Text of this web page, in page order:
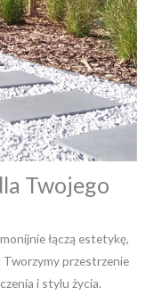
Twojego
łączą estetykę,
Tworzymy przestrzenie
i stylu życia.